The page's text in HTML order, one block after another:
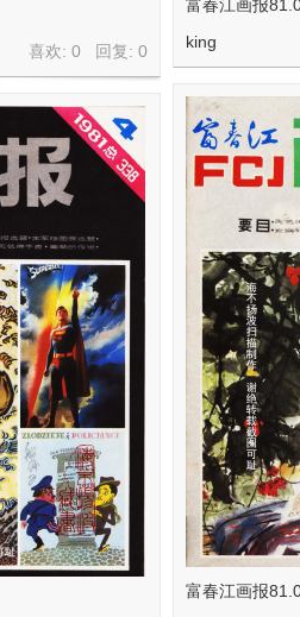
喜欢: 0 回复: 0
富春江画报
king
富春江画报